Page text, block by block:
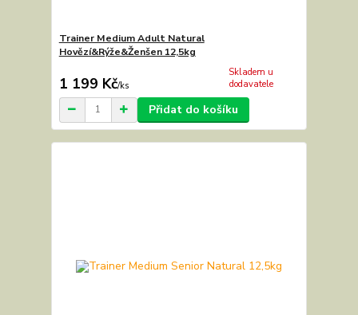
Trainer Medium Adult Natural
Hovězí&Rýže&Ženšen 12,5kg
1 199 Kč/ks
Skladem u
dodavatele
Přidat do košíku